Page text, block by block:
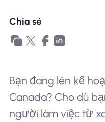
Sử dụng eSIM
Chia sẻ
Bạn đang lên kế
Canada? Cho dù
người làm việc từ